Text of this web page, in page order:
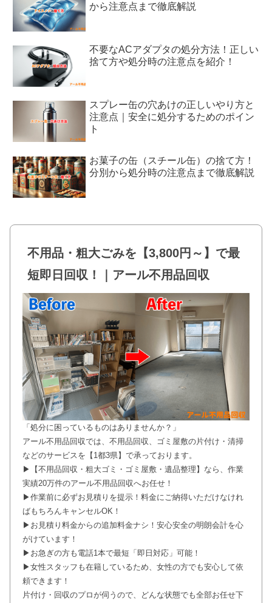
から注意点まで徹底解説
不要なACアダプタの処分方法！正しい
捨て方や処分時の注意点を紹介！
スプレー缶の穴あけの正しいやり方と
注意点｜安全に処分するためのポイン
ト
お菓子の缶（スチール缶）の捨て方！
分別から処分時の注意点まで徹底解説
不用品・粗大ごみを【3,800円～】で最
短即日回収！｜アール不用品回収
「処分に困っているものはありませんか？」
アール不用品回収では、不用品回収、ゴミ屋敷の片付け・清掃
などのサービスを【1都3県】で承っております。
▶【不用品回収・粗大ゴミ・ゴミ屋敷・遺品整理】なら、作業
実績20万件のアール不用品回収へお任せ！
▶作業前に必ずお見積りを提示！料金にご納得いただけなけれ
ばもちろんキャンセルOK！
▶お見積り料金からの追加料金ナシ！安心安全の明朗会計を心
がけています！
▶お急ぎの方も電話1本で最短「即日対応」可能！
▶女性スタッフも在籍しているため、女性の方でも安心して依
頼できます！
片付け・回収のプロが伺うので、どんな状態でも全部お任せ下